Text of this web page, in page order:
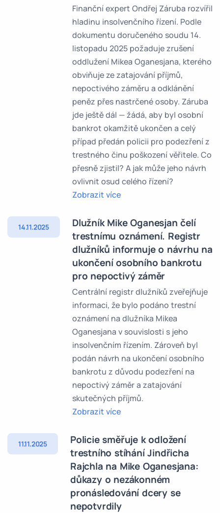
Finanční expert Ondřej Záruba rozvířil
hladinu insolvenčního řízení. Podle
dokumentu doručeného soudu 14.
listopadu 2025 požaduje zrušení
oddlužení Mikea Oganesjana, kterého
obviňuje ze zatajování příjmů,
nepoctivého záměru a odklánění
peněz přes nastrčené osoby. Záruba
jde ještě dál — žádá, aby byl osobní
bankrot okamžitě ukončen a celý
případ předán policii pro podezření z
trestného činu poškození věřitele. Co
přesně zjistil? A jak může jeho návrh
ovlivnit osud celého řízení?
Zobrazit více
14.11.2025
Dlužník Mike Oganesjan čelí
trestnímu oznámení. Registr
dlužníků informuje o návrhu na
ukončení osobního bankrotu
pro nepoctivý záměr
Centrální registr dlužníků zveřejňuje
informaci, že bylo podáno trestní
oznámení na dlužníka Mikea
Oganesjana v souvislosti s jeho
insolvenčním řízením. Zároveň byl
podán návrh na ukončení osobního
bankrotu z důvodu podezření na
nepoctivý záměr a zatajování
skutečných příjmů.
Zobrazit více
11.11.2025
Policie směřuje k odložení
trestního stíhání Jindřicha
Rajchla na Mike Oganesjana:
důkazy o nezákonném
pronásledování dcery se
nepotvrdily